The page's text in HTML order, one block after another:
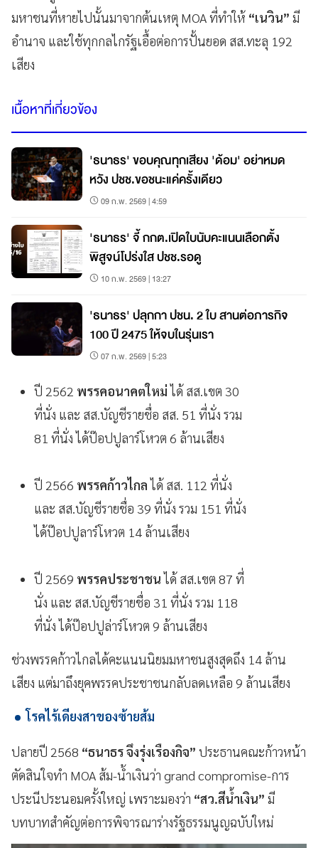
มหาชนที่หายไปนั้นมาจากต้นเหตุ MOA ที่ทำให้ “เนวิน” มี
อำนาจ และใช้ทุกกลไกรัฐเอื้อต่อการปั้นยอด สส.ทะลุ 192
เสียง
เนื้อหาที่เกี่ยวข้อง
'ธนาธร' ขอบคุณทุกเสียง 'ด้อม' อย่าหมด
หวัง ปชช.ขอชนะแค่ครั้งเดียว
09 ก.พ. 2569 | 4:59
'ธนาธร' จี้ กกต.เปิดใบนับคะแนนเลือกตั้ง
พิสูจน์โปร่งใส ปชช.รอดู
10 ก.พ. 2569 | 13:27
'ธนาธร' ปลุกกา ปชน. 2 ใบ สานต่อภารกิจ
100 ปี 2475 ให้จบในรุ่นเรา
07 ก.พ. 2569 | 5:23
ปี 2562 พรรคอนาคตใหม่ได้ สส.เขต 30
ที่นั่ง และ สส.บัญชีรายชื่อ สส. 51 ที่นั่ง รวม
81 ที่นั่ง ได้ป๊อปปูลาร์โหวต 6 ล้านเสียง
ปี 2566 พรรคก้าวไกลได้ สส. 112 ที่นั่ง
และ สส.บัญชีรายชื่อ 39 ที่นั่ง รวม 151 ที่นั่ง
ได้ป๊อปปูลาร์โหวต 14 ล้านเสียง
ปี 2569 พรรคประชาชนได้ สส.เขต 87 ที่
นั่ง และ สส.บัญชีรายชื่อ 31 ที่นั่ง รวม 118
ที่นั่ง ได้ป๊อปปูล่าร์โหวต 9 ล้านเสียง
ช่วงพรรคก้าวไกลได้คะแนนนิยมมหาชนสูงสุดถึง 14 ล้าน
เสียง แต่มาถึงยุคพรรคประชาชนกลับลดเหลือ 9 ล้านเสียง
โรคไร้เดียงสาของซ้ายส้ม
ปลายปี 2568 “ธนาธร จึงรุ่งเรืองกิจ” ประธานคณะก้าวหน้า
ตัดสินใจทำ MOA ส้ม-น้ำเงินว่า grand compromise-การ
ประนีประนอมครั้งใหญ่ เพราะมองว่า “สว.สีน้ำเงิน” มี
บทบาทสำคัญต่อการพิจารณาร่างรัฐธรรมนูญฉบับใหม่